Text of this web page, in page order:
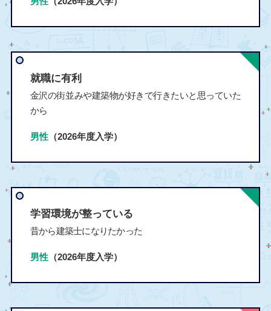
就職に有利
金沢の街並みや建築物が好きで行きたいと思っていた
から
男性（2026年度入学）
学習環境が整っている
昔から建築士になりたかった
男性（2026年度入学）